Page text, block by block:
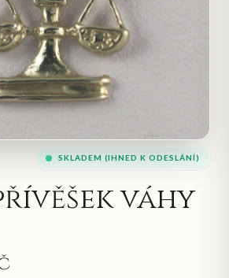
SKLADEM (IHNED K ODESLÁNÍ)
váhy